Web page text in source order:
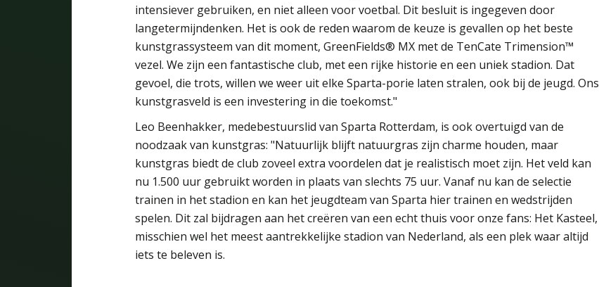
intensiever gebruiken, en niet alleen voor voetbal. Dit besluit is ingegeven door
langetermijndenken. Het is ook de reden waarom de keuze is gevallen op het beste
kunstgrassysteem van dit moment, GreenFields® MX met de TenCate Trimension™
vezel. We zijn een fantastische club, met een rijke historie en een uniek stadion. Dat
gevoel, die trots, willen we weer uit elke Sparta-porie laten stralen, ook bij de jeugd. Ons
kunstgrasveld is een investering in die toekomst."
Leo Beenhakker, medebestuurslid van Sparta Rotterdam, is ook overtuigd van de
noodzaak van kunstgras: "Natuurlijk blijft natuurgras zijn charme houden, maar
kunstgras biedt de club zoveel extra voordelen dat je realistisch moet zijn. Het veld kan
nu 1.500 uur gebruikt worden in plaats van slechts 75 uur. Vanaf nu kan de selectie
trainen in het stadion en kan het jeugdteam van Sparta hier trainen en wedstrijden
spelen. Dit zal bijdragen aan het creëren van een echt thuis voor onze fans: Het Kasteel,
misschien wel het meest aantrekkelijke stadion van Nederland, als een plek waar altijd
iets te beleven is.